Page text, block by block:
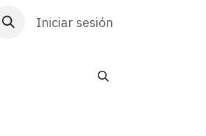
Atención al cliente HR
Iniciar sesión